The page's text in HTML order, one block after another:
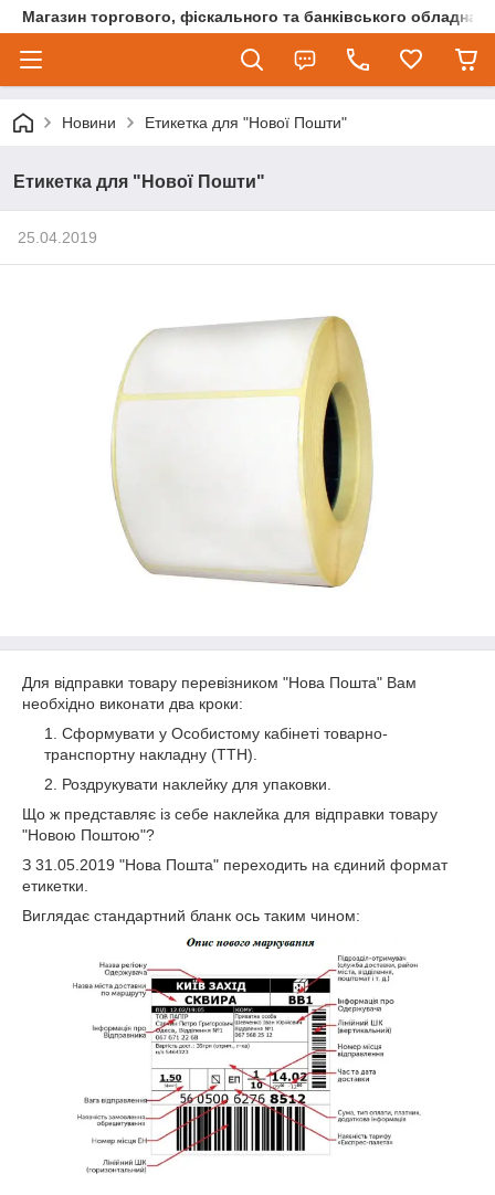
Магазин торгового, фіскального та банківського
Новини Етикетка для "Нової Пошти"
Етикетка для "Нової Пошти"
25.04.2019
Для відправки товару перевізником "Нова Пошта" Вам
необхідно виконати два кроки:
Сформувати у Особистому кабінеті товарно-
транспортну накладну (ТТН).
Роздрукувати наклейку для упаковки.
Що ж представляє із себе наклейка для відправки товару
"Новою Поштою"?
З 31.05.2019 "Нова Пошта" переходить на єдиний формат
етикетки.
Виглядає стандартний бланк ось таким чином: